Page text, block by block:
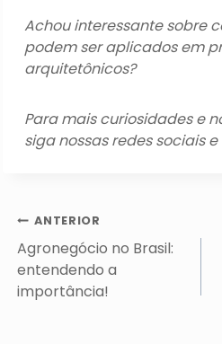
Achou interessante sobre
podem ser aplicados em
arquitetônicos?
Para mais curiosidades e
siga nossas redes sociais
Navegação
de
Post
ANTERIOR
Agronegócio no Brasil:
entendendo a
importância!